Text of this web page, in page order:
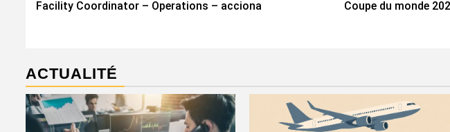
d’article
Facility Coordinator – Operations – acciona
Coupe du monde
ACTUALITÉ